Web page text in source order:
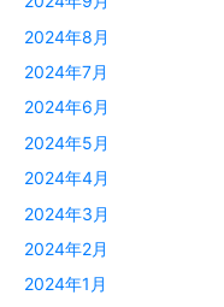
2024年8月
2024年7月
2024年6月
2024年5月
2024年4月
2024年3月
2024年2月
2024年1月